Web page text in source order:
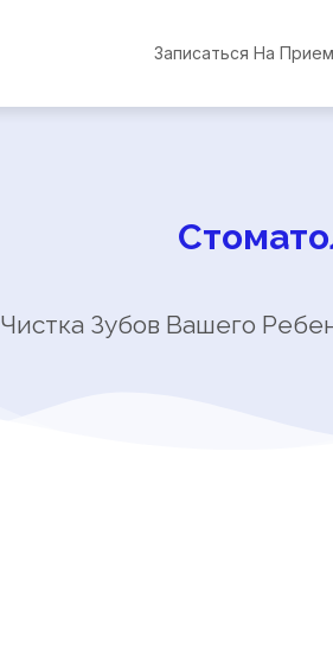
Записаться На Прием
Чистка Зубов Вашего